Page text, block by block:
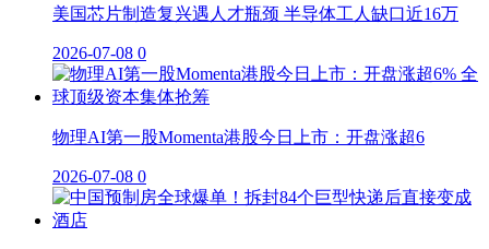
美国芯片制造复兴遇人才瓶颈 半导体工人缺口近16万
2026-07-08 0
物理AI第一股Momenta港股今日上市：开盘涨超6
2026-07-08 0